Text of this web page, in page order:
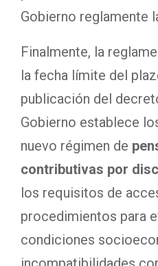
Gobierno reglamente
Finalmente, la
la fecha límite del
publicación del
Gobierno establece
nuevo régimen de
contributivas por
los requisitos de
procedimientos para
condiciones